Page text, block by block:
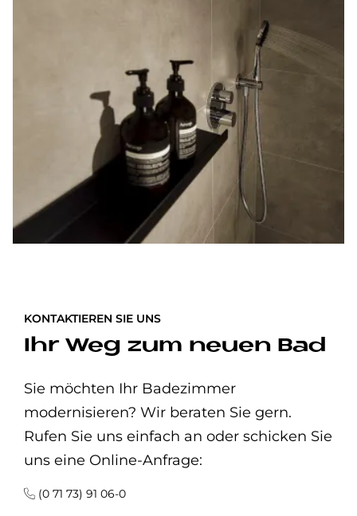
KONTAKTIEREN SIE UNS
Ihr Weg zum neuen Bad
Sie möchten Ihr Badezimmer
modernisieren? Wir beraten Sie gern.
Rufen Sie uns einfach an oder schicken Sie
uns eine Online-Anfrage:
(0 71 73) 91 06-0